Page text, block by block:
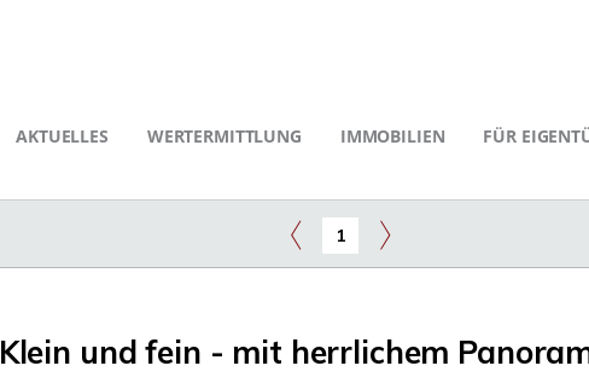
AKTUELLES WERTERMITTLUNG IMMOBILIEN FÜR
1
Klein und fein - mit herrlichem